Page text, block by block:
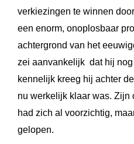
verkiezingen te winnen
een enorm, onoplosbaar
achtergrond van het
zei aanvankelijk dat hij
kennelijk kreeg hij achter
nu werkelijk klaar was. Zijn
had zich al voorzichtig,
gelopen.